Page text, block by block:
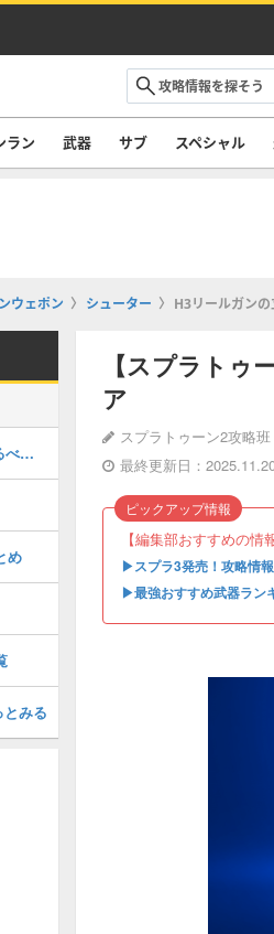
ラン 武器 サブ スペシャル
ウェポン シューター H3リールガン
【スプラトゥ
ア
スプラトゥーン2攻略班
最終更新日：
【編集部おすすめの情
▶︎スプラ3発売！攻略情
▶︎最強おすすめ武器ラン
ピックアップ情報
初めてのSplatoon2！進め方ややるべきことは？
め
とみる